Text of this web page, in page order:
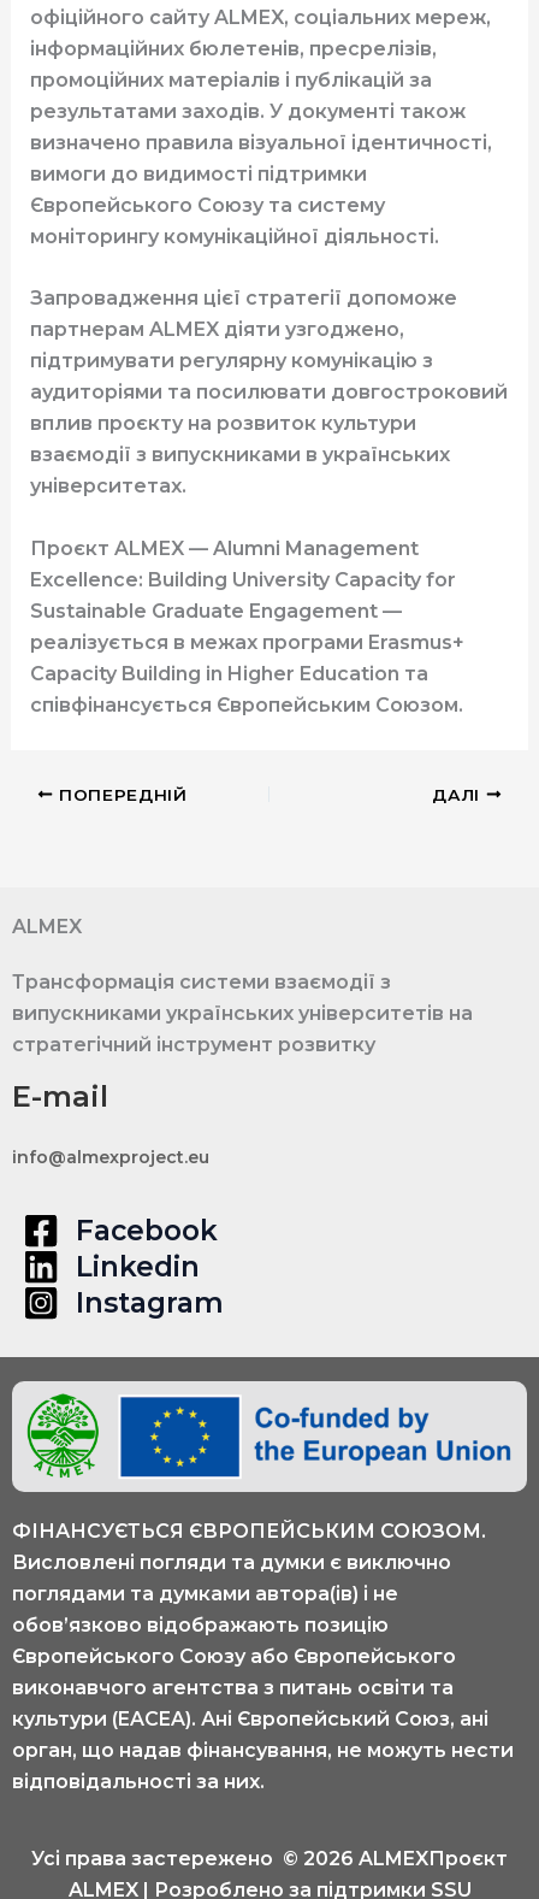
офіційного сайту ALMEX, соціальних мереж,
інформаційних бюлетенів, пресрелізів,
промоційних матеріалів і публікацій за
результатами заходів. У документі також
визначено правила візуальної ідентичності,
вимоги до видимості підтримки
Європейського Союзу та систему
моніторингу комунікаційної діяльності.
Запровадження цієї стратегії допоможе
партнерам ALMEX діяти узгоджено,
підтримувати регулярну комунікацію з
аудиторіями та посилювати довгостроковий
вплив проєкту на розвиток культури
взаємодії з випускниками в українських
університетах.
Проєкт ALMEX — Alumni Management
Excellence: Building University Capacity for
Sustainable Graduate Engagement —
реалізується в межах програми Erasmus+
Capacity Building in Higher Education та
співфінансується Європейським Союзом.
ПОПЕРЕДНІЙ ДАЛІ
ALMEX
Трансформація системи взаємодії з
випускниками українських університетів на
стратегічний інструмент розвитку
E-mail
info@almexproject.eu
Facebook
Linkedin
Instagram
ФІНАНСУЄТЬСЯ ЄВРОПЕЙСЬКИМ СОЮЗОМ.
Висловлені погляди та думки є виключно
поглядами та думками автора(ів) і не
обов’язково відображають позицію
Європейського Союзу або Європейського
виконавчого агентства з питань освіти та
культури (EACEA). Ані Європейський Союз, ані
орган, що надав фінансування, не можуть нести
відповідальності за них.
Усі права застережено © 2026 ALMEXПроєкт
ALMEX | Розроблено за підтримки SSU